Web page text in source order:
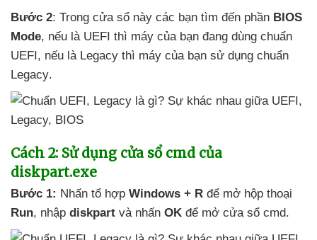
Bước 2: Trong cửa sổ này các bạn tìm đến phần BIOS
Mode, nếu là UEFI thì máy của bạn đang dùng chuẩn
UEFI, nếu là Legacy thì máy của bạn sử dụng chuẩn
Legacy.
Cách 2: Sử dụng cửa sổ cmd của
diskpart.exe
Bước 1: Nhấn tổ hợp Windows + R để mở hộp thoại
Run, nhập diskpart và nhấn OK để mở cửa sổ cmd.